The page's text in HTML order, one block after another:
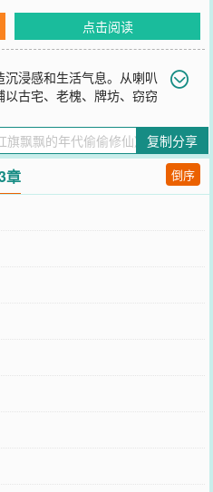
点击阅读
浸感和生活气息。从喇叭
古宅、老槐、牌坊、窃窃
偷修仙》还不错的话请不要忘记向
！
复制分享
章 倒序